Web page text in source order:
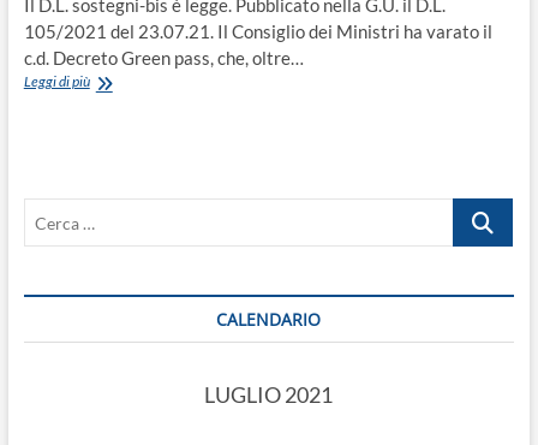
Il D.L. sostegni-bis è legge. Pubblicato nella G.U. il D.L.
105/2021 del 23.07.21. Il Consiglio dei Ministri ha varato il
c.d. Decreto Green pass, che, oltre…
Leggi di piùGreen
approvato
dei
Cerca
CALENDARIO
LUGLIO 2021